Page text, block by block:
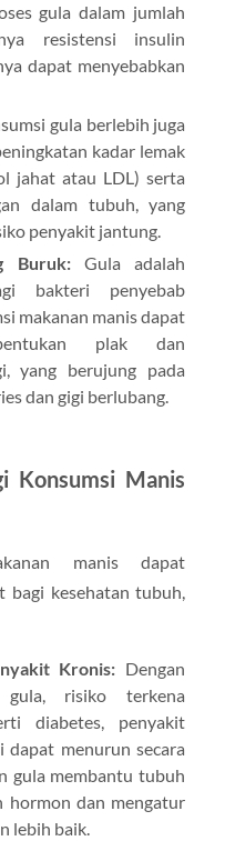
gula dalam jumlah
resistensi insulin
dapat menyebabkan
gula berlebih juga
kadar lemak
jahat atau LDL) serta
dalam tubuh, yang
penyakit jantung.
Buruk:Gula adalah
bakteri penyebab
makanan manis dapat
plak dan
yang berujung pada
dan gigi berlubang.
Konsumsi Manis
manis dapat
bagi kesehatan tubuh,
Kronis: Dengan
gula, risiko terkena
diabetes, penyakit
dapat menurun secara
gula membantu tubuh
hormon dan mengatur
lebih baik.